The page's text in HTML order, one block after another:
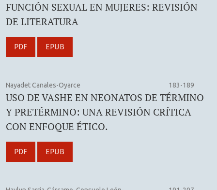
FUNCIÓN SEXUAL EN MUJERES: REVISIÓN
DE LITERATURA
PDF EPUB
Nayadet Canales-Oyarce 183-189
USO DE VASHE EN NEONATOS DE TÉRMINO
Y PRETÉRMINO: UNA REVISIÓN CRÍTICA
CON ENFOQUE ÉTICO.
PDF EPUB